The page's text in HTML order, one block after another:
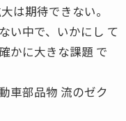
は期待できない。
い中で、いかにし て
かに大きな課題 で
車部品物 流のゼク